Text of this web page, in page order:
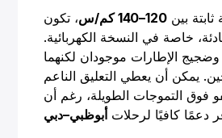
بين 120–140 كم/س
، تكون
خاصة في النسخة الكهربائية.
وضجيج الإطارات موجودان لكنهما
يمكن أن يعطي التعليق الناعم
فوق التموجات الطويلة، رغم أن
دعمًا كافيًا لرحلات أبوظبي–دبي